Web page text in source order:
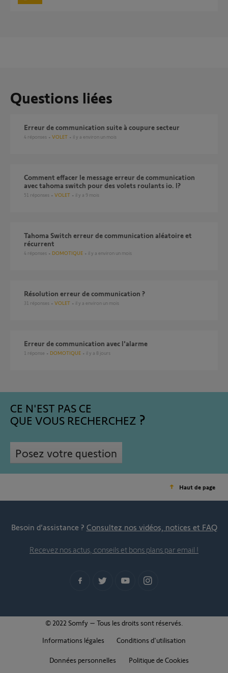
Questions liées
erreur de communication suite à coupure secteur
4 réponses VOLET il y a environ un mois
comment effacer le message erreur de communication
avec tahoma switch pour des volets roulants io. l?
51 réponses VOLET il y a 9 mois
Tahoma Switch erreur de communication aléatoire et
récurrent
4 réponses DOMOTIQUE il y a environ un mois
Résolution erreur de communication ?
31 réponses VOLET il y a environ un mois
erreur de communication avec l'alarme
1 réponse DOMOTIQUE il y a 8 jours
CE N'EST PAS CE
QUE VOUS RECHERCHEZ
Posez votre question
Haut de page
Besoin d’assistance ? Consultez nos vidéos, notices et FAQ
Recevez nos actus, conseils et bons plans par email !
© 2022 Somfy – Tous les droits sont réservés.
Informations légales
Conditions d'utilisation
Données personnelles Politique de Cookies